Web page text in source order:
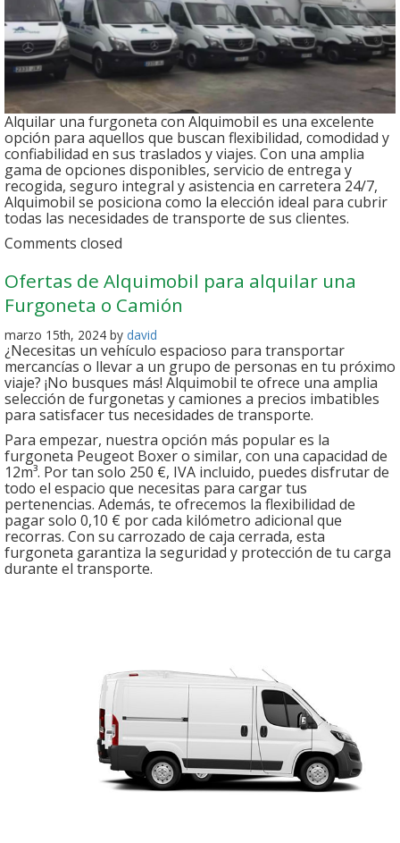
Alquilar una furgoneta con Alquimobil es una excelente
opción para aquellos que buscan flexibilidad, comodidad y
confiabilidad en sus traslados y viajes. Con una amplia
gama de opciones disponibles, servicio de entrega y
recogida, seguro integral y asistencia en carretera 24/7,
Alquimobil se posiciona como la elección ideal para cubrir
todas las necesidades de transporte de sus clientes.
Comments closed
Ofertas de Alquimobil para alquilar una
Furgoneta o Camión
marzo 15th, 2024 by david
¿Necesitas un vehículo espacioso para transportar
mercancías o llevar a un grupo de personas en tu próximo
viaje? ¡No busques más! Alquimobil te ofrece una amplia
selección de furgonetas y camiones a precios imbatibles
para satisfacer tus necesidades de transporte.
Para empezar, nuestra opción más popular es la
furgoneta Peugeot Boxer o similar, con una capacidad de
12m³. Por tan solo 250 €, IVA incluido, puedes disfrutar de
todo el espacio que necesitas para cargar tus
pertenencias. Además, te ofrecemos la flexibilidad de
pagar solo 0,10 € por cada kilómetro adicional que
recorras. Con su carrozado de caja cerrada, esta
furgoneta garantiza la seguridad y protección de tu carga
durante el transporte.